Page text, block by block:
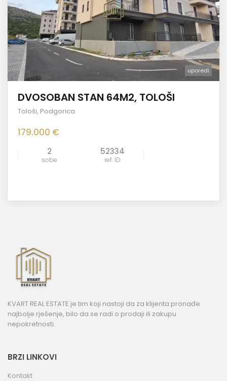
uporedi
DVOSOBAN STAN 64M2, TOLOŠI
Tološi, Podgorica
179.000 €
2
sobe
52334
ref. ID
KVART REAL ESTATE je tim koji nastoji da za klijenta pronađe
najbolje rješenje, bilo da se radi o prodaji ili zakupu
nepokretnosti.
BRZI LINKOVI
Kontakt